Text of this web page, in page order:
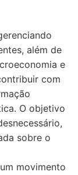
além de
e
com
O objetivo
sobre o
movimento